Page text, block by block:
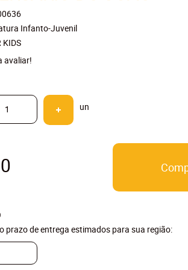
Infanto-Juvenil
KIDS
avaliar!
un
prazo de entrega estimados para sua região: